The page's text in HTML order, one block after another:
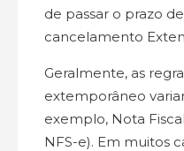
de passar o prazo
cancelamento
Geralmente, as
extemporâneo
exemplo, Nota
NFS-e). Em muitos